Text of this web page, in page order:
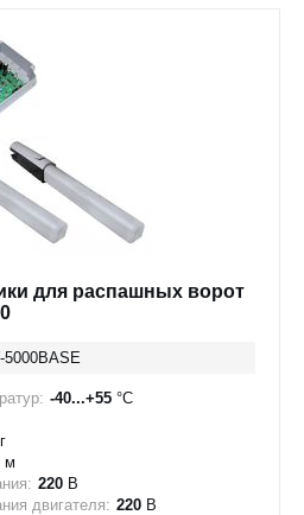
для распашных ворот
5000BASE
-40...+55 °C
м
220 В
двигателя: 220 В